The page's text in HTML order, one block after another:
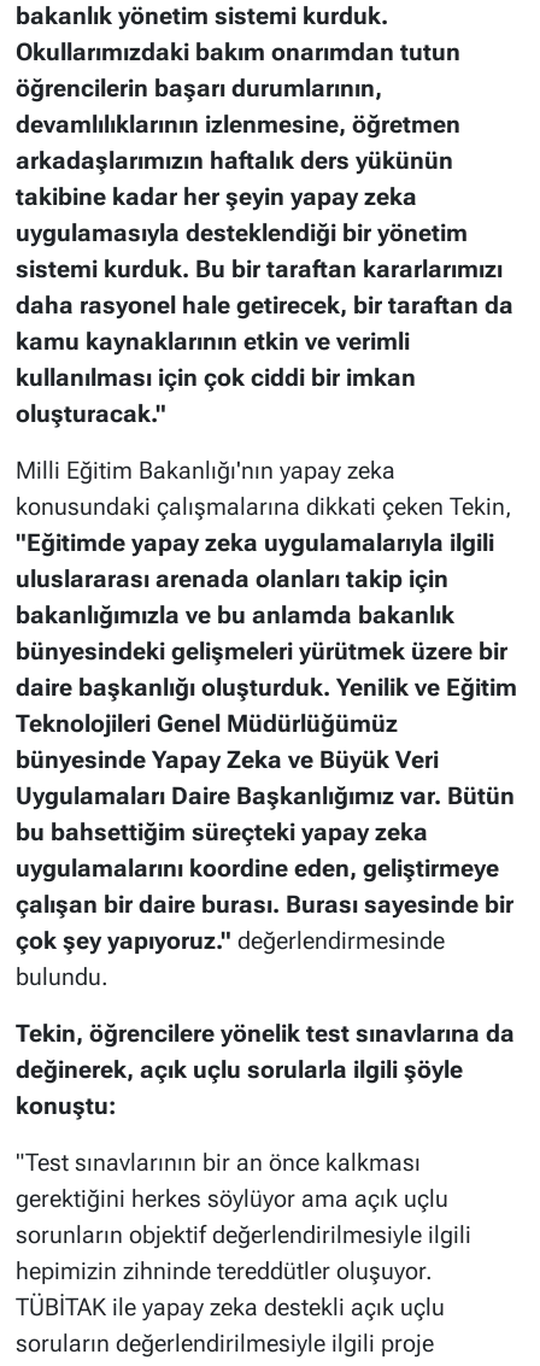
bakanlık yönetim sistemi kurduk.
Okullarımızdaki bakım onarımdan tutun
öğrencilerin başarı durumlarının,
devamlılıklarının izlenmesine, öğretmen
arkadaşlarımızın haftalık ders yükünün
takibine kadar her şeyin yapay zeka
uygulamasıyla desteklendiği bir yönetim
sistemi kurduk. Bu bir taraftan kararlarımızı
daha rasyonel hale getirecek, bir taraftan da
kamu kaynaklarının etkin ve verimli
kullanılması için çok ciddi bir imkan
oluşturacak."
Milli Eğitim Bakanlığı'nın yapay zeka
konusundaki çalışmalarına dikkati çeken Tekin,
"Eğitimde yapay zeka uygulamalarıyla ilgili
uluslararası arenada olanları takip için
bakanlığımızla ve bu anlamda bakanlık
bünyesindeki gelişmeleri yürütmek üzere bir
daire başkanlığı oluşturduk. Yenilik ve Eğitim
Teknolojileri Genel Müdürlüğümüz
bünyesinde Yapay Zeka ve Büyük Veri
Uygulamaları Daire Başkanlığımız var. Bütün
bu bahsettiğim süreçteki yapay zeka
uygulamalarını koordine eden, geliştirmeye
çalışan bir daire burası. Burası sayesinde bir
çok şey yapıyoruz." değerlendirmesinde
bulundu.
Tekin, öğrencilere yönelik test sınavlarına da
değinerek, açık uçlu sorularla ilgili şöyle
konuştu:
"Test sınavlarının bir an önce kalkması
gerektiğini herkes söylüyor ama açık uçlu
sorunların objektif değerlendirilmesiyle ilgili
hepimizin zihninde tereddütler oluşuyor.
TÜBİTAK ile yapay zeka destekli açık uçlu
soruların değerlendirilmesiyle ilgili proje